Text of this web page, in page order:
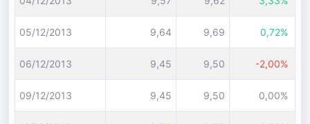
05/12/2013 9,64 9,69 0,72%
06/12/2013 9,45 9,50 -2,00%
09/12/2013 9,45 9,50 0,00%